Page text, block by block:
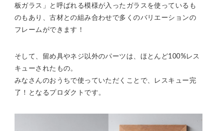
板ガラス」と呼ばれる模様が入ったガラスを使っているも
のもあり、古材との組み合わせで多くのバリエーションの
フレームができます！
そして、留め具やネジ以外のパーツは、ほとんど100%レス
キューされたもの。
みなさんのおうちで使っていただくことで、レスキュー完
了！となるプロダクトです。